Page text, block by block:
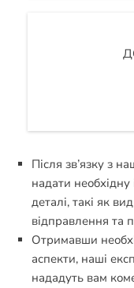
Після зв’язку з
надати
деталі, такі як
відправлення та
Отримавши
аспекти, наші
нададуть вам